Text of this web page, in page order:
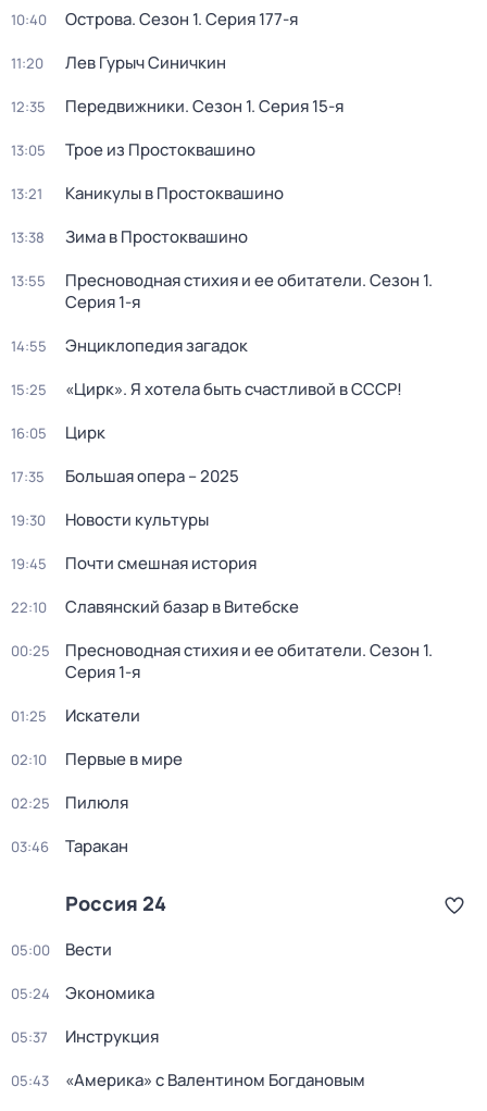
10:40 Острова. Сезон 1. Серия 177-я
11:20 Лев Гурыч Синичкин
12:35 Передвижники. Сезон 1. Серия 15-я
13:05 Трое из Простоквашино
13:21 Каникулы в Простоквашино
13:38 Зима в Простоквашино
13:55 Пресноводная стихия и ее обитатели. Сезон 1.
Серия 1-я
14:55 Энциклопедия загадок
15:25 «Цирк». Я хотела быть счастливой в СССР!
16:05 Цирк
17:35 Большая опера – 2025
19:30 Новости культуры
19:45 Почти смешная история
22:10 Славянский базар в Витебске
00:25 Пресноводная стихия и ее обитатели. Сезон 1.
Серия 1-я
01:25 Искатели
02:10 Первые в мире
02:25 Пилюля
03:46 Таракан
Россия 24
05:00 Вести
05:24 Экономика
05:37 Инструкция
05:43 «Америка» с Валентином Богдановым